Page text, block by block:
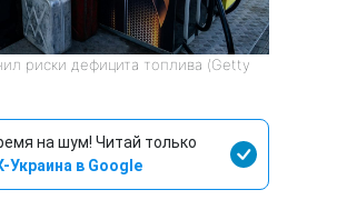
риски дефицита топлива (Getty
на шум! Читай только
Украина в Google